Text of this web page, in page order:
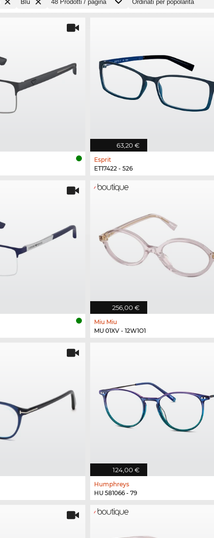
Blu
63,20 €
Esprit
ET17422 - 526
256,00 €
Miu Miu
MU 01XV - 12W1O1
124,00 €
Humphreys
HU 581066 - 79